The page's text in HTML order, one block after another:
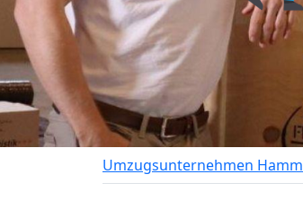
Umzugsunternehmen Hamm